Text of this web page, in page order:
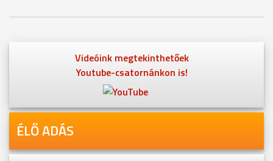
Videóink megtekinthetőek
Youtube-csatornánkon is!
ÉLŐ ADÁS